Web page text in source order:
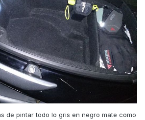
de pintar todo lo gris en negro mate como